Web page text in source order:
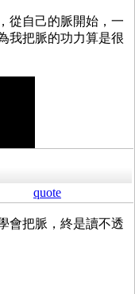
從自己的脈開始，一
我把脈的功力算是很
quote
會把脈，終是讀不透